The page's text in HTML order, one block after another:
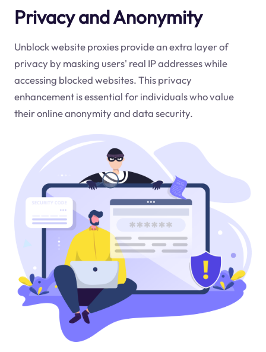
Privacy and Anonymity
Unblock website proxies provide an extra layer of
privacy by masking users' real IP addresses while
accessing blocked websites. This privacy
enhancement is essential for individuals who value
their online anonymity and data security.